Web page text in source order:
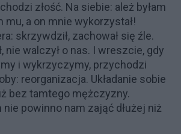
złość. Na siebie: ależ byłam
mu, a on mnie wykorzystał!
skrzywdził, zachował się źle.
nie walczył o nas. I wreszcie, gdy
i wykrzyczymy, przychodzi
reorganizacja. Układanie sobie
bez tamtego mężczyzny.
powinno nam zająć dłużej niż